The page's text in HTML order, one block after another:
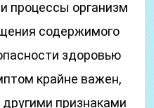
процессы организм
содержимого
здоровью
крайне важен,
признаками